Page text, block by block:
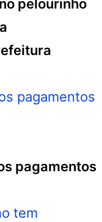
pelourinho
pagamentos